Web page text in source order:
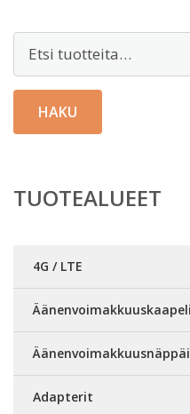
Etsi:
HAKU
TUOTEALUEET
4G / LTE
Adapterit